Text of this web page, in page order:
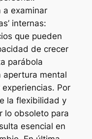
a examinar
internas:
que pueden
de crecer
parábola
apertura mental
Por
la flexibilidad y
lo obsoleto para
esencial en